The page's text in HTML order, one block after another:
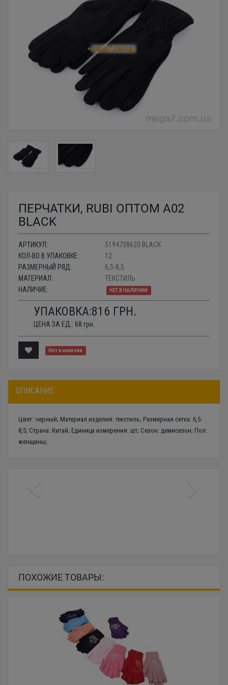
ПЕРЧАТКИ, RUBI ОПТОМ A02
BLACK
АРТИКУЛ:
5194738620 BLACK
КОЛ-ВО В УПАКОВКЕ:
12
РАЗМЕРНЫЙ РЯД: :
6,5-8,5
МАТЕРИАЛ:
ТЕКСТИЛЬ
НАЛИЧИЕ:
НЕТ В НАЛИЧИИ
УПАКОВКА:816 ГРН.
ЦЕНА ЗА ЕД.: 68 грн.
Нет в наличии
ОПИСАНИЕ
Цвет: черный; Материал изделия: текстиль; Размерная сетка: 6,5-
8,5; Страна: Китай; Единица измерения: шт; Сезон: демисезон; Пол:
женщины;
ПОХОЖИЕ ТОВАРЫ: